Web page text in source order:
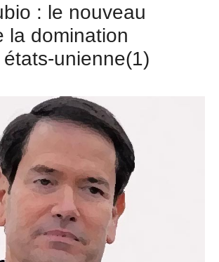
: le nouveau
la domination
unienne(1)